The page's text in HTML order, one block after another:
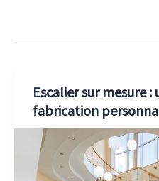
Escalier sur mesure
fabrication